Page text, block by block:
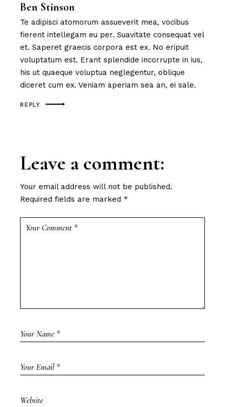
Ben Stinson
Te adipisci atomorum assueverit mea, vocibus
fierent intellegam eu per. Suavitate consequat vel
et. Saperet graecis corpora est ex. No eripuit
voluptatum est. Erant splendide incorrupte in ius,
his ut quaeque voluptua neglegentur, oblique
diceret cum ex. Veniam aperiam sea an, ei sale.
REPLY
Leave a comment:
Your email address will not be published.
Required fields are marked *